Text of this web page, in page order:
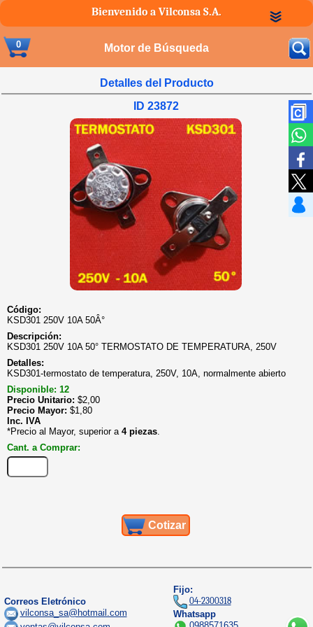
Bienvenido a Vilconsa S.A.
0 Motor de Búsqueda
Detalles del Producto
ID 23872
Código:
KSD301 250V 10A 50Â°
Descripción:
KSD301 250V 10A 50° TERMOSTATO DE TEMPERATURA, 250V
Detalles:
KSD301-termostato de temperatura, 250V, 10A, normalmente abierto
Disponible: 12
Precio Unitario: $2,00
Precio Mayor: $1,80
Inc. IVA
*Precio al Mayor, superior a 4 piezas
Cant. a Comprar:
Cotizar
Correos Eletrónico
vilconsa_sa@hotmail.com
Fijo:
04-2300318
Whatsapp